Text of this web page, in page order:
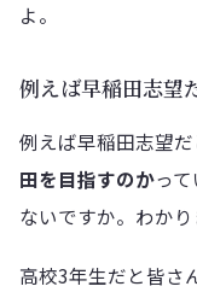
よ。
例えば早稲田志望
例えば早稲田志望だ
田を目指すのかっ
ないですか。わかり
高校3年生だと皆さ